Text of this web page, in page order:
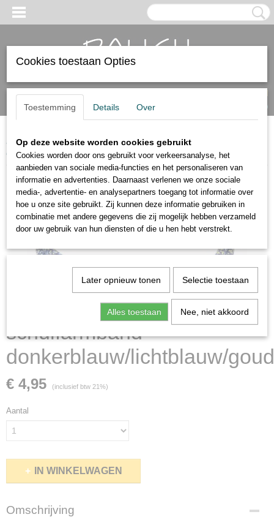
Inloggen Registreren
(0)
Home >Heren armbanden> Schuifarmbanden>
donkerblauw/lichtblauw/goud.
schuifarmband
donkerblauw/lichtblauw/
€ 4,95 (inclusief btw 21%)
Aantal
IN WINKELWAGEN
Omschrijving
Cookies toestaan Opties
Toestemming Details Over
Op deze website worden cookies gebruikt
Cookies worden door ons gebruikt voor verkeersanalyse, het
aanbieden van sociale media-functies en het personaliseren van
informatie en advertenties. Daarnaast verlenen we onze sociale
media-, advertentie- en analysepartners toegang tot informatie over
hoe u onze site gebruikt. Zij kunnen deze informatie gebruiken in
combinatie met andere gegevens die zij mogelijk hebben verzameld
door uw gebruik van hun diensten of die u hen hebt verstrekt.
Later opnieuw tonen Selectie toestaan
Alles toestaan Nee, niet akkoord